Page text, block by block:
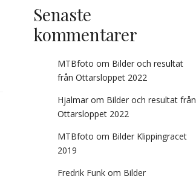
Senaste
kommentarer
MTBfoto om Bilder och resultat
från Ottarsloppet 2022
Hjalmar om Bilder och resultat från
Ottarsloppet 2022
MTBfoto om Bilder Klippingracet
2019
Fredrik Funk om Bilder